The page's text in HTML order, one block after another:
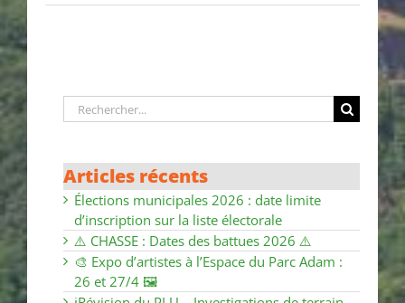
Rechercher:
Articles récents
Élections municipales 2026 : date limite
d’inscription sur la liste électorale
⚠️ CHASSE : Dates des battues 2026 ⚠️
🎨 Expo d’artistes à l’Espace du Parc Adam :
26 et 27/4 🖼